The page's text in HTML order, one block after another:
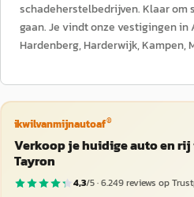
schadeherstelbedrijven. Klaar om
gaan. Je vindt onze vestigingen in
Hardenberg, Harderwijk, Kampen,
ikwilvanmijnautoaf®
Verkoop je huidige auto en rij
Tayron
4,3/5 ·6.249reviews op